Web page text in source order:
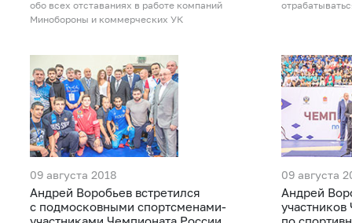
обо всех отставаниях в работе компаний
Минобороны и коммерческих УК
09 августа 2018
Андрей Воробьев встретился
с подмосковными спортсменами-
09 августа
Андрей